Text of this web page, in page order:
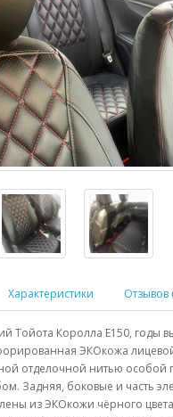
Характеристики Отзывов
Тойота Королла Е150, годы
ЭКОкожа
отделочной нитью особой
Задняя, боковые и часть
из ЭКОкожи чёрного